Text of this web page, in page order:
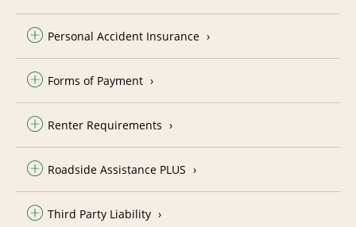
Personal Accident Insurance
Forms of Payment
Renter Requirements
Roadside Assistance PLUS
Third Party Liability